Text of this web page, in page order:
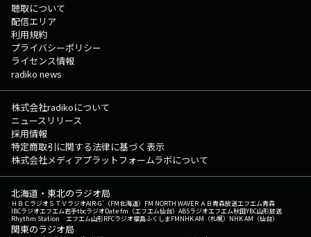
聴取について
配信エリア
利用規約
プライバシーポリシー
ライセンス情報
radiko news
株式会社radikoについて
ニュースリリース
採用情報
特定商取引に関する法律に基づく表示
株式会社メディアプラットフォームラボについて
北海道・東北のラジオ局
ＨＢＣラジオＳＴＶラジオAIR-G'（FM北海道） FM NORTH WAVEＲＡＢ青森放送エフエム青森
IBCラジオエフエム岩手tbcラジオDate fm（エフエム仙台） ABSラジオエフエム秋田YBC山形放送
Rhythm Station エフエム山形RFCラジオ福島ふくしまFMNHK AM（札幌） NHK AM（仙台）
関東のラジオ局